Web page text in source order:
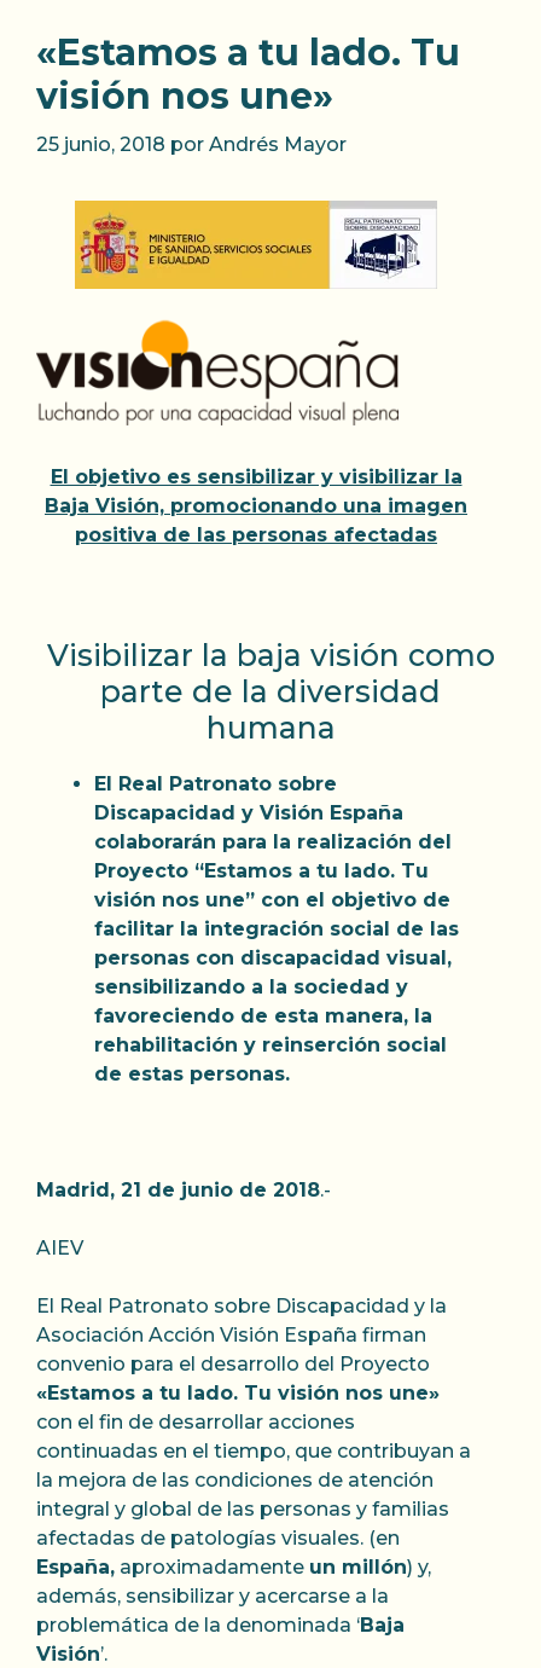
«Estamos a tu lado. Tu
visión nos une»
25 junio, 2018 por Andrés Mayor
El objetivo es sensibilizar y visibilizar la
Baja Visión, promocionando una imagen
positiva de las personas afectadas
Visibilizar la baja visión como
parte de la diversidad
humana
El Real Patronato sobre
Discapacidad y Visión España
colaborarán para la realización del
Proyecto “Estamos a tu lado. Tu
visión nos une” con el objetivo de
facilitar la integración social de las
personas con discapacidad visual,
sensibilizando a la sociedad y
favoreciendo de esta manera, la
rehabilitación y reinserción social
de estas personas.
Madrid, 21 de junio de 2018.-
AIEV
El Real Patronato sobre Discapacidad y la
Asociación Acción Visión España firman
convenio para el desarrollo del Proyecto
«Estamos a tu lado. Tu visión nos une»
con el fin de desarrollar acciones
continuadas en el tiempo, que contribuyan a
la mejora de las condiciones de atención
integral y global de las personas y familias
afectadas de patologías visuales. (en
España, aproximadamente un millón) y,
además, sensibilizar y acercarse a la
problemática de la denominada ‘Baja
Visión’.